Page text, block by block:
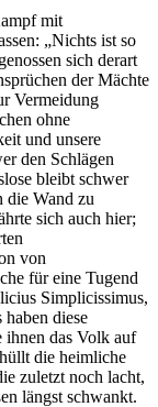
mit
„Nichts ist so
sich derart
der Mächte
Vermeidung
ohne
und unsere
den Schlägen
bleibt schwer
die Wand zu
sich auch hier;
von
für eine Tugend
Simplicissimus,
diese
ihnen das Volk auf
die heimliche
zuletzt noch lacht,
längst schwankt.